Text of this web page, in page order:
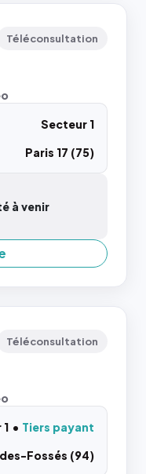
Téléconsultation
Secteur 1
Paris 17 (75)
à venir
Téléconsultation
Tiers payant
Fossés (94)